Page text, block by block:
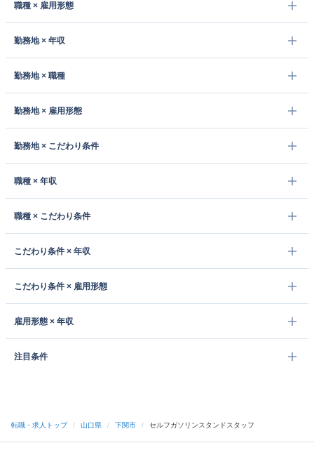
職種 × 雇用形態
勤務地 × 年収
勤務地 × 職種
勤務地 × 雇用形態
勤務地 × こだわり条件
職種 × 年収
職種 × こだわり条件
こだわり条件 × 年収
こだわり条件 × 雇用形態
雇用形態 × 年収
注目条件
転職・求人トップ / 山口県 / 下関市 / セルフガソリンスタンドスタッフ